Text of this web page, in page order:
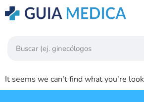
It seems we can't find what you're